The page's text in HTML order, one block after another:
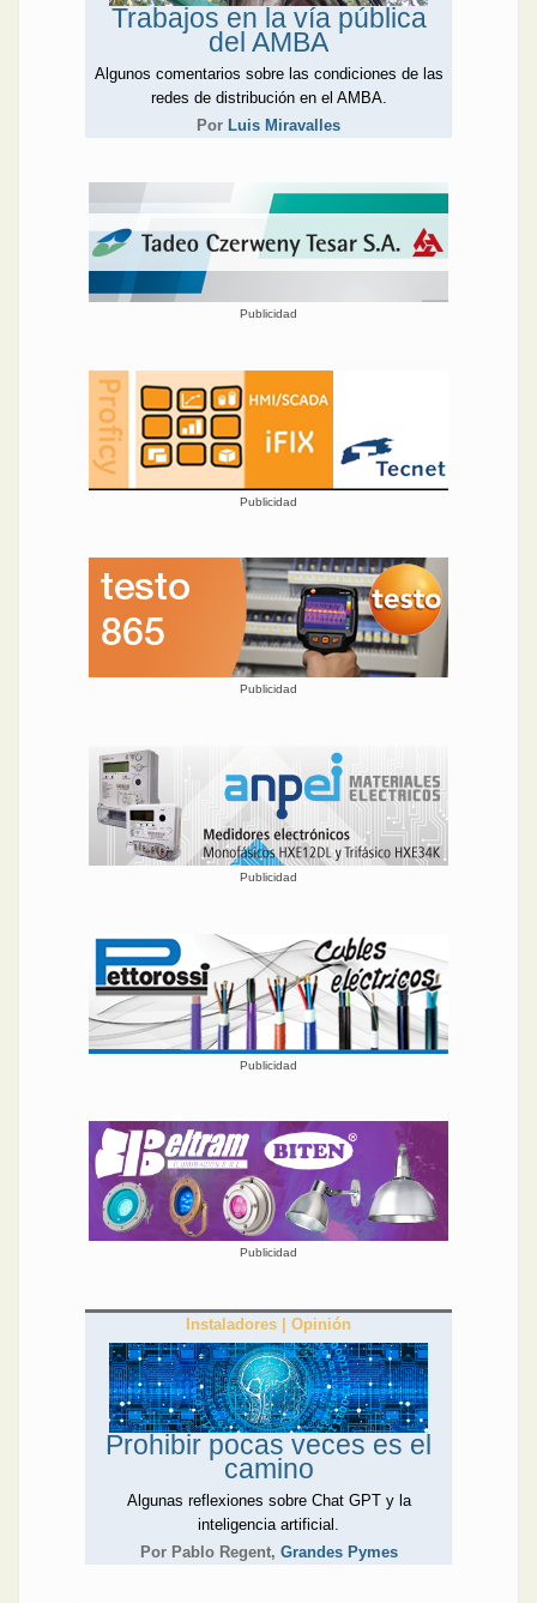
Trabajos en la vía pública
del AMBA
Algunos comentarios sobre las condiciones de las
redes de distribución en el AMBA.
Por Luis Miravalles
Publicidad
Publicidad
Publicidad
Publicidad
Publicidad
Publicidad
Instaladores | Opinión
Prohibir pocas veces es el
camino
Algunas reflexiones sobre Chat GPT y la
inteligencia artificial.
Por Pablo Regent, Grandes Pymes